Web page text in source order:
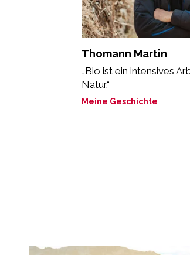
Thomann Martin
„Bio ist ein intensives
Natur.“
Meine Geschichte